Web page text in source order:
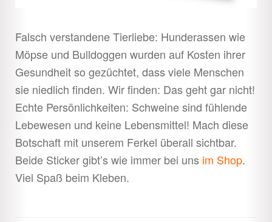
Falsch verstandene Tierliebe: Hunderassen wie
Möpse und Bulldoggen wurden auf Kosten ihrer
Gesundheit so gezüchtet, dass viele Menschen
sie niedlich finden. Wir finden: Das geht gar nicht!
Echte Persönlichkeiten: Schweine sind fühlende
Lebewesen und keine Lebensmittel! Mach diese
Botschaft mit unserem Ferkel überall sichtbar.
Beide Sticker gibt’s wie immer bei uns im Shop.
Viel Spaß beim Kleben.